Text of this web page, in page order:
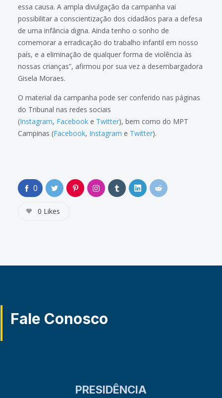
essa causa. A ampla divulgação da campanha vai
possibilitar a conscientização dos cidadãos para a defesa
de uma infância digna. Ainda tenho o sonho de
comemorar a erradicação do trabalho infantil em nosso
país, e a eliminação de qualquer forma de violência às
nossas crianças”, afirmou por sua vez a desembargadora
Gisela Moraes.
O material da campanha pode ser conferido nas páginas
do Tribunal nas redes sociais
(Instagram, Facebook e Twitter), bem como do MPT
Campinas (Facebook, Instagram e Twitter).
0
0 Likes
Fale Conosco
PRESIDÊNCIA